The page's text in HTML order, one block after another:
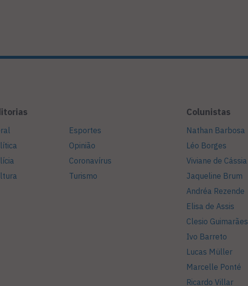
Esportes
Opinião
Coronavírus
Turismo
Colunistas
Nathan Barbosa
Léo Borges
Viviane de Cássia
Jaqueline Brum
Andréa Rezende
Elisa de Assis
Clesio Guimarães
Ivo Barreto
Lucas Müller
Marcelle Ponté
Ricardo Villar